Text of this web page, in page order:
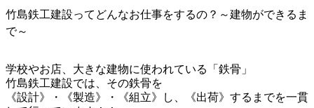
竹島鉄工建設ってどんなお仕事をするの？～建物ができるま
で～
学校やお店、大きな建物に使われている「鉄骨」
竹島鉄工建設では、その鉄骨を
《設計》・《製造》・《組立》し、《出荷》するまでを一貫